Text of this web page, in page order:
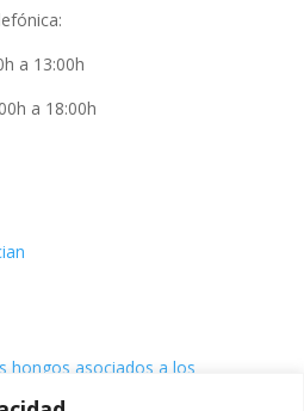
a 13:00h
a 18:00h
hongos asociados a los